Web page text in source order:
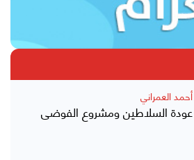
العمراني
السلاطين ومشروع الفوضى